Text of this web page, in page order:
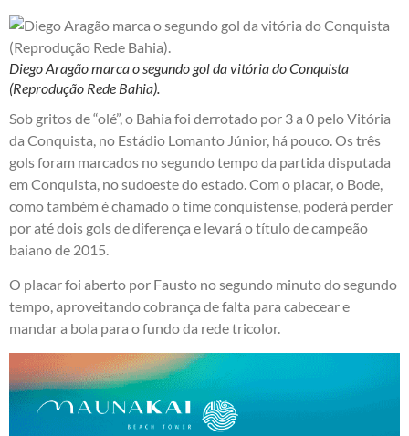
Diego Aragão marca o segundo gol da vitória do Conquista
(Reprodução Rede Bahia).
Sob gritos de “olé”, o Bahia foi derrotado por 3 a 0 pelo Vitória
da Conquista, no Estádio Lomanto Júnior, há pouco. Os três
gols foram marcados no segundo tempo da partida disputada
em Conquista, no sudoeste do estado. Com o placar, o Bode,
como também é chamado o time conquistense, poderá perder
por até dois gols de diferença e levará o título de campeão
baiano de 2015.
O placar foi aberto por Fausto no segundo minuto do segundo
tempo, aproveitando cobrança de falta para cabecear e
mandar a bola para o fundo da rede tricolor.